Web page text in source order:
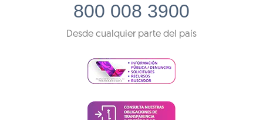
800 008 3900
Desde cualquier parte del país